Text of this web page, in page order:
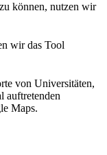
können, nutzen wir
wir das Tool
von Universitäten,
auftretenden
Maps.